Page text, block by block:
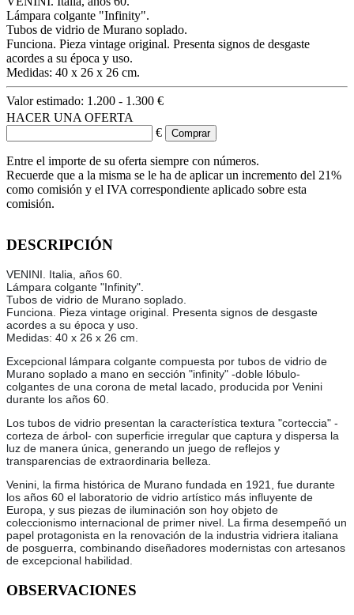
Lámpara colgante "Infinity".
Tubos de vidrio de Murano soplado.
Funciona. Pieza vintage original. Presenta signos de desgaste
acordes a su época y uso.
Medidas: 40 x 26 x 26 cm.
Valor estimado: 1.200 - 1.300 €
HACER UNA OFERTA
€
Entre el importe de su oferta siempre con números.
Recuerde que a la misma se le ha de aplicar un incremento del 21%
como comisión y el IVA correspondiente aplicado sobre esta
comisión.
DESCRIPCIÓN
VENINI. Italia, años 60.
Lámpara colgante "Infinity".
Tubos de vidrio de Murano soplado.
Funciona. Pieza vintage original. Presenta signos de desgaste
acordes a su época y uso.
Medidas: 40 x 26 x 26 cm.
Excepcional lámpara colgante compuesta por tubos de vidrio de
Murano soplado a mano en sección "infinity" -doble lóbulo-
colgantes de una corona de metal lacado, producida por Venini
durante los años 60.
Los tubos de vidrio presentan la característica textura "corteccia" -
corteza de árbol- con superficie irregular que captura y dispersa la
luz de manera única, generando un juego de reflejos y
transparencias de extraordinaria belleza.
Venini, la firma histórica de Murano fundada en 1921, fue durante
los años 60 el laboratorio de vidrio artístico más influyente de
Europa, y sus piezas de iluminación son hoy objeto de
coleccionismo internacional de primer nivel. La firma desempeñó un
papel protagonista en la renovación de la industria vidriera italiana
de posguerra, combinando diseñadores modernistas con artesanos
de excepcional habilidad.
OBSERVACIONES